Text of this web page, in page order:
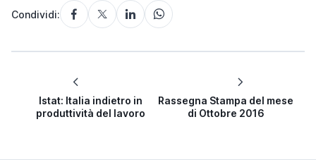
Condividi:
Istat: Italia indietro in
produttività del lavoro
Rassegna Stampa del mese
di Ottobre 2016